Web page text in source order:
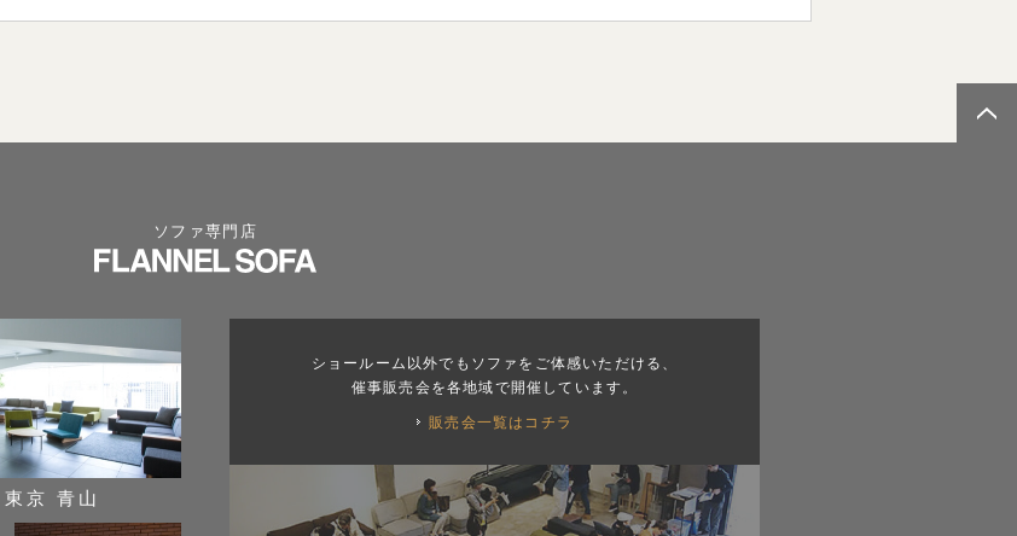
ソファ専門店
東京 青山
ショールーム以外でもソファをご体感いただける、
催事販売会を各地域で開催しています。
販売会一覧はコチラ